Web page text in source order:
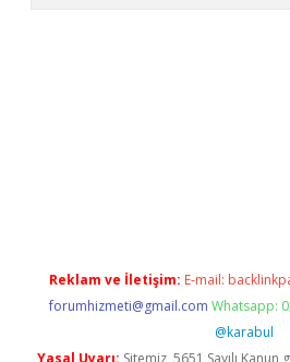
Reklam ve İletişim: E-mail:
forumhizmeti@gmail.com Whatsapp:
@karabul
Yasal Uyarı: Sitemiz, 5651 Sayılı